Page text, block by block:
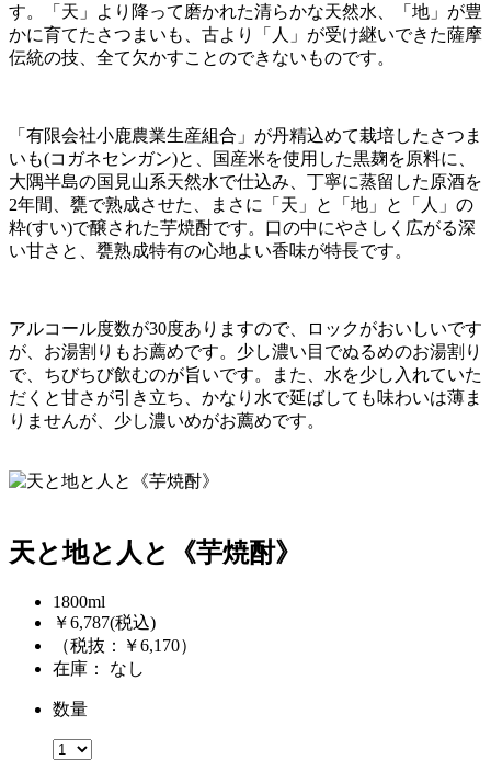
す。「天」より降って磨かれた清らかな天然水、「地」が豊
かに育てたさつまいも、古より「人」が受け継いできた薩摩
伝統の技、全て欠かすことのできないものです。
「有限会社小鹿農業生産組合」が丹精込めて栽培したさつま
いも(コガネセンガン)と、国産米を使用した黒麹を原料に、
大隅半島の国見山系天然水で仕込み、丁寧に蒸留した原酒を
2年間、甕で熟成させた、まさに「天」と「地」と「人」の
粋(すい)で醸された芋焼酎です。口の中にやさしく広がる深
い甘さと、甕熟成特有の心地よい香味が特長です。
アルコール度数が30度ありますので、ロックがおいしいです
が、お湯割りもお薦めです。少し濃い目でぬるめのお湯割り
で、ちびちび飲むのが旨いです。また、水を少し入れていた
だくと甘さが引き立ち、かなり水で延ばしても味わいは薄ま
りませんが、少し濃いめがお薦めです。
天と地と人と《芋焼酎》
1800ml
￥6,787(税込)
（税抜：￥6,170）
在庫： なし
数量